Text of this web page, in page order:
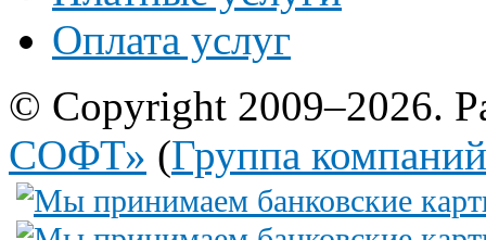
Оплата услуг
© Copyright 2009–2026.
СОФТ» (Группа